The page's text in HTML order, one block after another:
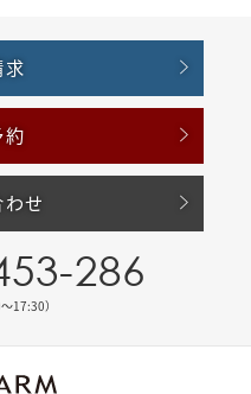
求
約
せ
286
17:30）